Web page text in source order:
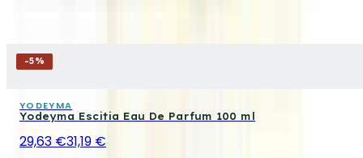
-5%
YODEYMA
Yodeyma Escitia Eau De Parfum 100 ml
29,63 €31,19 €